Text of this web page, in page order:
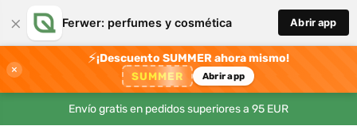
× Ferwer: perfumes y cosmética Abrir app
×
⚡¡Descuento SUMMER ahora mismo!
SUMMER Abrir app
Envío gratis en pedidos superiores a 95 EUR